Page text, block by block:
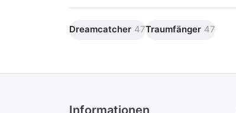
Dreamcatcher 47Traumfänger 47
Informationen